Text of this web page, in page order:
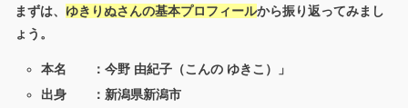
まずは、 ゆきりぬさんの基本プロフィールから振り返ってみまし
ょう。
本名 ： 今野 由紀子（こんの ゆきこ）
」
出身 ：新潟県新潟市